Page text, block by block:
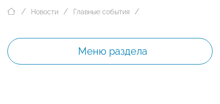
Новости Главные события
Меню раздела